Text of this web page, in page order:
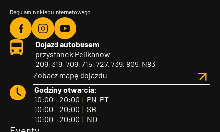
Regulamin sklepu internetowego
Agvo
Facebook
Agvo
Instagram
Agvo
YouTube
Dojazd autobusem
przystanek Pelikanów
209, 319, 709, 715, 727, 739, 809, N83
Zobacz mapę dojazdu
Godziny otwarcia:
10:00 – 20:00 | PN-PT
10:00 – 20:00 | SB
10:00 – 20:00 | ND